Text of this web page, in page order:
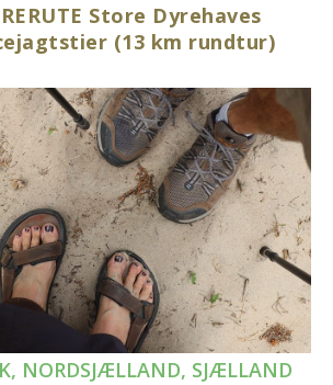
Store Dyrehaves
(13 km rundtur)
, NORDSJÆLLAND, SJÆLLAND